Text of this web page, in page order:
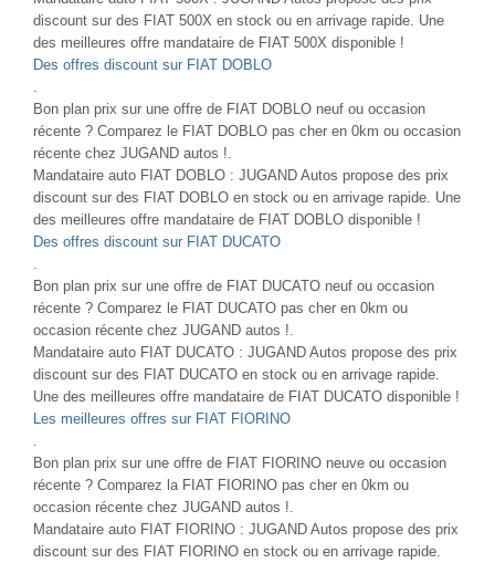
discount sur des FIAT 500X en stock ou en arrivage rapide. Une
des meilleures offre mandataire de FIAT 500X disponible !
Des offres discount sur FIAT DOBLO
.
Bon plan prix sur une offre de FIAT DOBLO neuf ou occasion
récente ? Comparez le FIAT DOBLO pas cher en 0km ou occasion
récente chez JUGAND autos !.
Mandataire auto FIAT DOBLO : JUGAND Autos propose des prix
discount sur des FIAT DOBLO en stock ou en arrivage rapide. Une
des meilleures offre mandataire de FIAT DOBLO disponible !
Des offres discount sur FIAT DUCATO
.
Bon plan prix sur une offre de FIAT DUCATO neuf ou occasion
récente ? Comparez le FIAT DUCATO pas cher en 0km ou
occasion récente chez JUGAND autos !.
Mandataire auto FIAT DUCATO : JUGAND Autos propose des prix
discount sur des FIAT DUCATO en stock ou en arrivage rapide.
Une des meilleures offre mandataire de FIAT DUCATO disponible !
Les meilleures offres sur FIAT FIORINO
.
Bon plan prix sur une offre de FIAT FIORINO neuve ou occasion
récente ? Comparez la FIAT FIORINO pas cher en 0km ou
occasion récente chez JUGAND autos !.
Mandataire auto FIAT FIORINO : JUGAND Autos propose des prix
discount sur des FIAT FIORINO en stock ou en arrivage rapide.